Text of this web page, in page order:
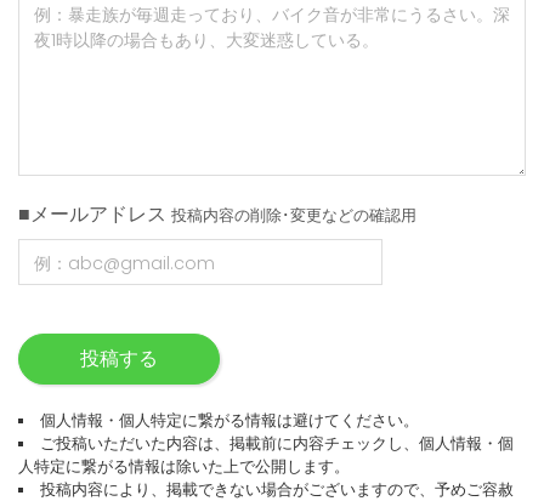
■メールアドレス 投稿内容の削除･変更などの確認用
投稿する
個人情報・個人特定に繋がる情報は避けてください。
ご投稿いただいた内容は、掲載前に内容チェックし、個人情報・個
人特定に繋がる情報は除いた上で公開します。
投稿内容により、掲載できない場合がございますので、予めご容赦